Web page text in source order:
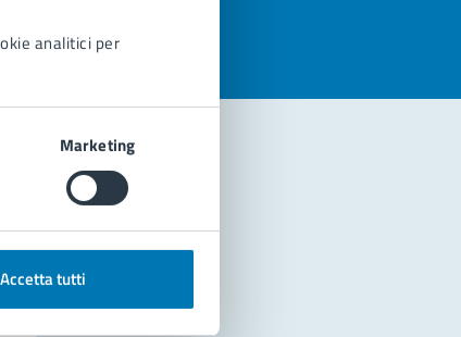
analitici per
Marketing
Accetta tutti